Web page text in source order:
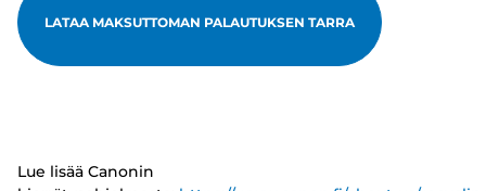
LATAA MAKSUTTOMAN PALAUTUKSEN TARRA
Lue lisää Canonin